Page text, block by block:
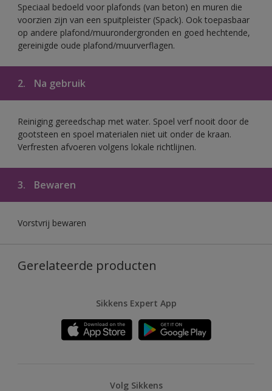
Speciaal bedoeld voor plafonds (van beton) en muren die
voorzien zijn van een spuitpleister (Spack). Ook toepasbaar
op andere plafond/muurondergronden en goed hechtende,
gereinigde oude plafond/muurverflagen.
2. Na gebruik
Reiniging gereedschap met water. Spoel verf nooit door de
gootsteen en spoel materialen niet uit onder de kraan.
Verfresten afvoeren volgens lokale richtlijnen.
3. Bewaren
Vorstvrij bewaren
Gerelateerde producten
Sikkens Expert App
Volg Sikkens